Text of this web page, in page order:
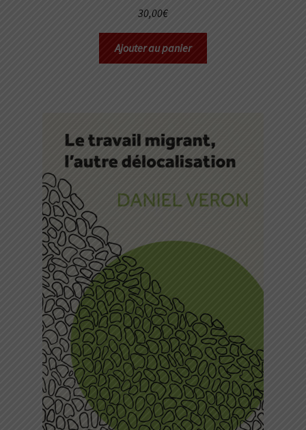
30,00€
Ajouter au panier